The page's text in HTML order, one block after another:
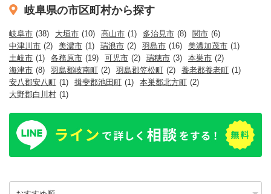
岐阜県の市区町村から探す
岐阜市 (38) 大垣市 (10) 高山市 (1) 多治見市 (8) 関市 (6)
中津川市 (2) 美濃市 (1) 瑞浪市 (2) 羽島市 (16) 美濃加茂市 (1)
土岐市 (1) 各務原市 (19) 可児市 (2) 瑞穂市 (3) 本巣市 (2)
海津市 (8) 羽島郡岐南町 (2) 羽島郡笠松町 (2) 養老郡養老町 (1)
安八郡安八町 (1) 揖斐郡池田町 (1) 本巣郡北方町 (2)
大野郡白川村 (1)